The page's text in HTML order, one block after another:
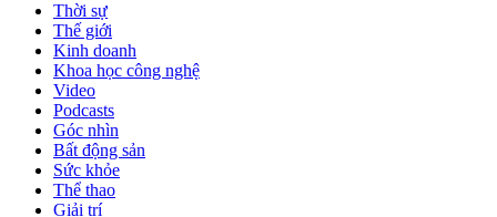
Thời sự
Thế giới
Kinh doanh
Khoa học công nghệ
Video
Podcasts
Góc nhìn
Bất động sản
Sức khỏe
Thể thao
Giải trí